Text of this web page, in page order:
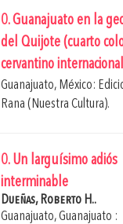
0. Guanajuato en la
del Quijote (cuarto
cervantino
Guanajuato, México:
Rana (Nuestra Cultura).
0. Un larguísimo adiós
interminable
Dueñas, Roberto H..
Guanajuato, Guanajuato :